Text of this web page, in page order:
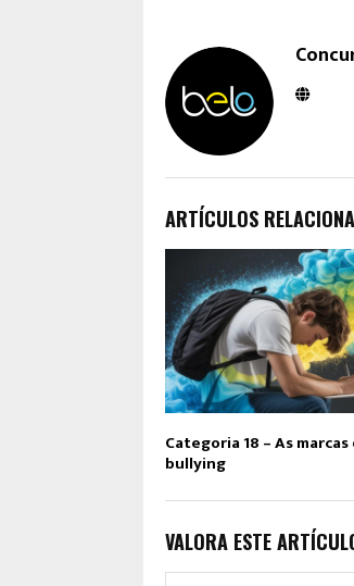
ARTÍCULOS
Categoria 18 – As marcas
bullying
VALORA ESTE